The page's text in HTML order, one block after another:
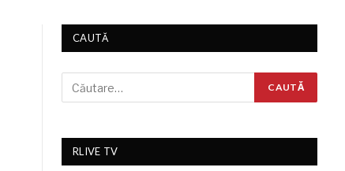
CAUTĂ
RLIVE TV